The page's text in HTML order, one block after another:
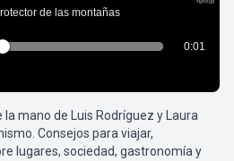
mano de Luis Rodríguez y Laura
Consejos para viajar,
lugares, sociedad, gastronomía y